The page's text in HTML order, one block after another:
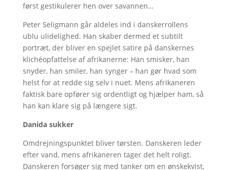
først gestikulerer hen over savannen…
Peter Seligmann går aldeles ind i danskerrollens
ublu ulidelighed. Han skaber dermed et subtilt
portræt, der bliver en spejlet satire på danskernes
klichéopfattelse af afrikanerne: Han smisker, han
snyder, han smiler, han synger – han gør hvad som
helst for at redde sig selv i nuet. Mens afrikaneren
faktisk bare opfører sig ordentligt og hjælper ham, så
han kan klare sig på længere sigt.
Danida sukker
Omdrejningspunktet bliver tørsten. Danskeren leder
efter vand, mens afrikaneren tager det helt roligt.
Danskeren forsøger sig med tanker om en ønskekvist,